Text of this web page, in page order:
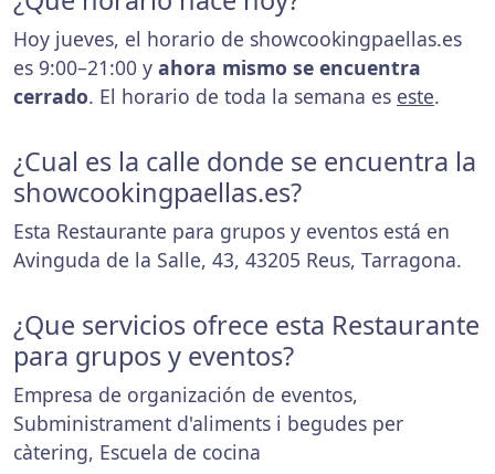
Hoy jueves, el horario de showcookingpaellas.es
es 9:00–21:00 y ahora mismo se encuentra
cerrado. El horario de toda la semana es este.
¿Cual es la calle donde se encuentra la
showcookingpaellas.es?
Esta Restaurante para grupos y eventos está en
Avinguda de la Salle, 43, 43205 Reus, Tarragona.
¿Que servicios ofrece esta Restaurante
para grupos y eventos?
Empresa de organización de eventos,
Subministrament d'aliments i begudes per
càtering, Escuela de cocina